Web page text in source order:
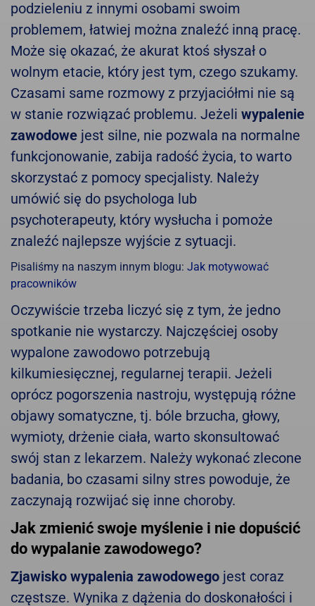
podzieleniu z innymi osobami swoim
problemem, łatwiej można znaleźć inną pracę.
Może się okazać, że akurat ktoś słyszał o
wolnym etacie, który jest tym, czego szukamy.
Czasami same rozmowy z przyjaciółmi nie są
w stanie rozwiązać problemu. Jeżeli wypalenie
zawodowe jest silne, nie pozwala na normalne
funkcjonowanie, zabija radość życia, to warto
skorzystać z pomocy specjalisty. Należy
umówić się do psychologa lub
psychoterapeuty, który wysłucha i pomoże
znaleźć najlepsze wyjście z sytuacji.
Pisaliśmy na naszym innym blogu: Jak motywować
pracowników
Oczywiście trzeba liczyć się z tym, że jedno
spotkanie nie wystarczy. Najczęściej osoby
wypalone zawodowo potrzebują
kilkumiesięcznej, regularnej terapii. Jeżeli
oprócz pogorszenia nastroju, występują różne
objawy somatyczne, tj. bóle brzucha, głowy,
wymioty, drżenie ciała, warto skonsultować
swój stan z lekarzem. Należy wykonać zlecone
badania, bo czasami silny stres powoduje, że
zaczynają rozwijać się inne choroby.
Jak zmienić swoje myślenie i nie dopuścić
do wypalanie zawodowego?
Zjawisko wypalenia zawodowego jest coraz
częstsze. Wynika z dążenia do doskonałości i